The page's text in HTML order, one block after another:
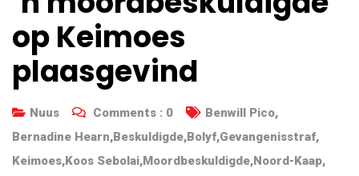
op Keimoes
plaasgevind
Nuus Comments : 0 Benwill Pico,
Bernadine Hearn,Beskuldigde,Bolyf,Gevangenisstraf,
Keimoes,Koos Sebolai,Moordbeskuldigde,Noord-Kaap,